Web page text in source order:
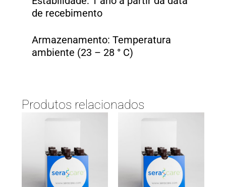
de recebimento
Armazenamento: Temperatura
ambiente (23 – 28 ° C)
Produtos relacionados